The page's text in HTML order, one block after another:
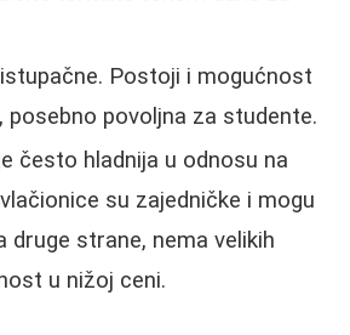
Postoji i mogućnost
posebno povoljna za studente.
često hladnija u odnosu na
su zajedničke i mogu
druge strane, nema velikih
u nižoj ceni.